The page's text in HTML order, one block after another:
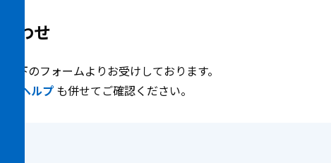
わせ
以下のフォームよりお受けしております。
ヘルプ も併せてご確認ください。